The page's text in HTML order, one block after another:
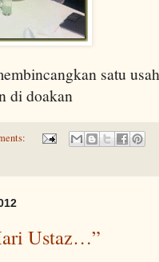
satu
di doakan
Ustaz…”